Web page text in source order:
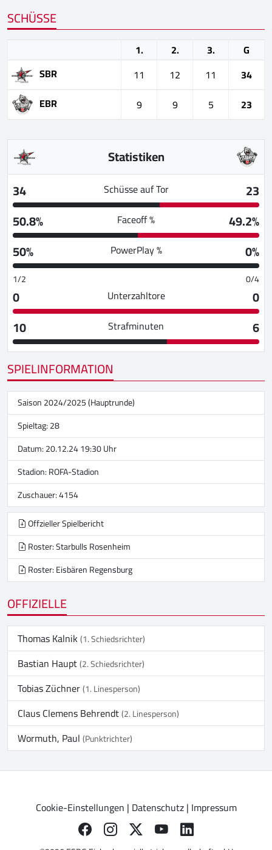
SCHÜSSE
1. 2. 3.
G
SBR
11 12 11
34
EBR
9 9 5 23
Statistiken
34
Schüsse auf Tor
23
50.8%
Faceoff %
49.2%
50%
PowerPlay % 0%
1/2 0/4
0 Unterzahltore
0
10
Strafminuten
6
SPIELINFORMATION
Saison 2024/2025 (Hauptrunde)
Spieltag: 28
Datum: 20.12.24 19:30 Uhr
Stadion:ROFA-Stadion
Zuschauer: 4154
Offzieller Spielbericht
Roster: Starbulls Rosenheim
Roster: Eisbären Regensburg
OFFIZIELLE
Thomas Kalnik(1. Schiedsrichter)
Bastian Haupt(2. Schiedsrichter)
Tobias Züchner(1. Linesperson)
Claus Clemens Behrendt(2. Linesperson)
Wormuth, Paul(Punktrichter)
Cookie-Einstellungen | Datenschutz| Impressum